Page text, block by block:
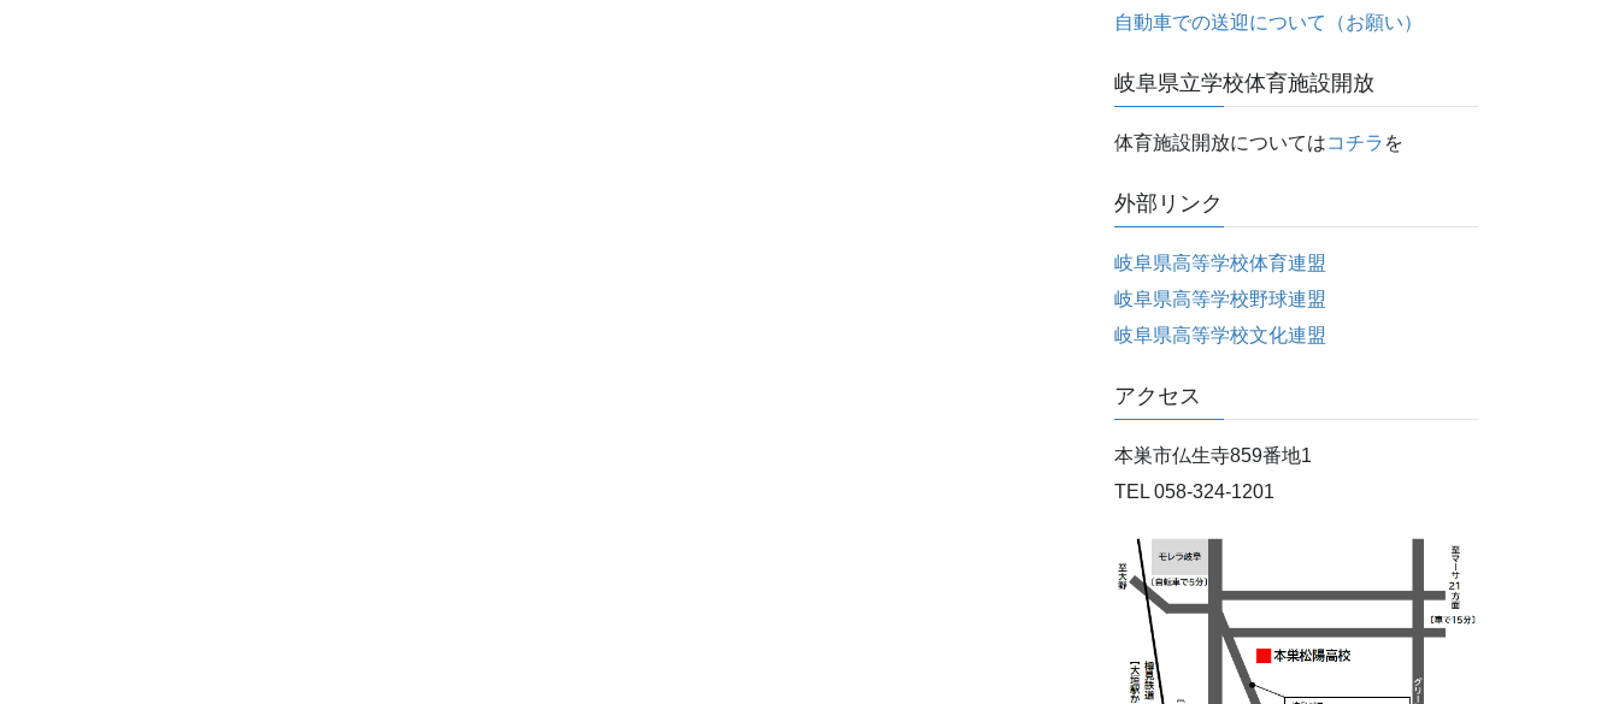
自動車での送迎について（お願い）
岐阜県立学校体育施設開放
体育施設開放についてはコチラ を
外部リンク
岐阜県高等学校体育連盟
岐阜県高等学校野球連盟
岐阜県高等学校文化連盟
アクセス
本巣市仏生寺859番地1
TEL 058-324-1201